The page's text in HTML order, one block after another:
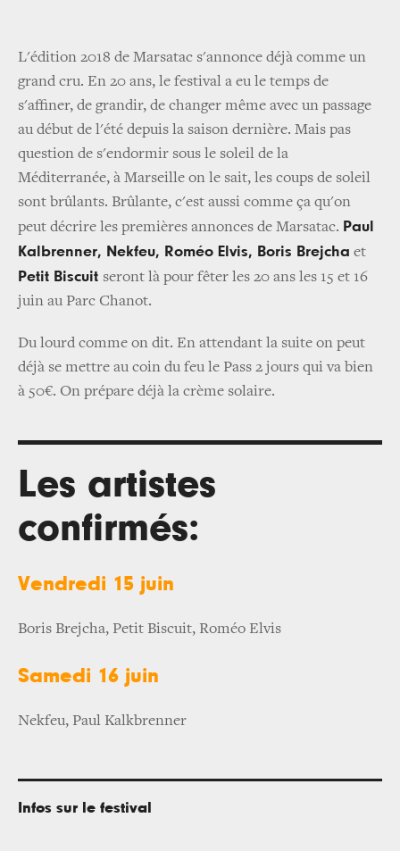
L'édition 2018 de Marsatac s'annonce déjà comme un
grand cru. En 20 ans, le festival a eu le temps de
s'affiner, de grandir, de changer même avec un passage
au début de l'été depuis la saison dernière. Mais pas
question de s'endormir sous le soleil de la
Méditerranée, à Marseille on le sait, les coups de soleil
sont brûlants. Brûlante, c'est aussi comme ça qu'on
peut décrire les premières annonces de Marsatac. Paul
Kalbrenner, Nekfeu, Roméo Elvis, Boris Brejcha et
Petit Biscuit seront là pour fêter les 20 ans les 15 et 16
juin au Parc Chanot.
Du lourd comme on dit. En attendant la suite on peut
déjà se mettre au coin du feu le Pass 2 jours qui va bien
à 50€. On prépare déjà la crème solaire.
Les artistes
confirmés:
Vendredi 15 juin
Boris Brejcha, Petit Biscuit, Roméo Elvis
Samedi 16 juin
Nekfeu, Paul Kalkbrenner
Infos sur le festival